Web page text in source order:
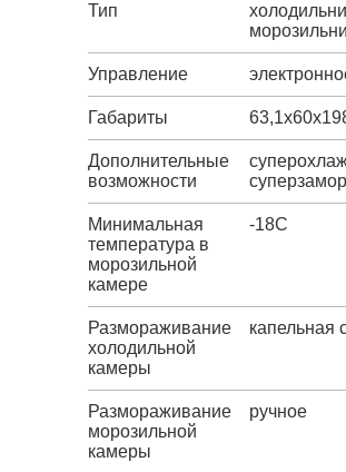
Тип
Управление
Габариты
Дополнительные
возможности
Минимальная
температура в
морозильной
камере
-18C
Размораживание
холодильной
камеры
капельная
Размораживание
морозильной
камеры
ручное